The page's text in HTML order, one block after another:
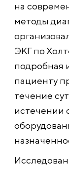
на
методы
ЭКГ по
подробная
пациенту
течение
истечении